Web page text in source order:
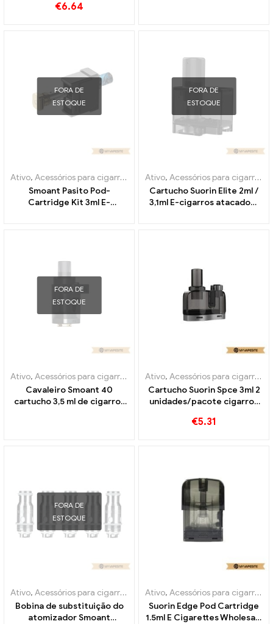
€6.64
FORA DE
ESTOQUE
Ativo, Acessórios para cigarros eletrônicos ,Evaporador
Smoant Pasito Pod-
Cartridge Kit 3ml E-
FORA DE
ESTOQUE
Ativo, Acessórios para cigarros eletrônicos
Cartucho Suorin Elite 2ml /
3,1ml E-cigarros atacado丨
FORA DE
ESTOQUE
Ativo, Acessórios para cigarros eletrônicos ,Evaporador
Cavaleiro Smoant 40
cartucho 3,5 ml de cigarros
Ativo, Acessórios para cigarros eletrônicos
Cartucho Suorin Spce 3ml 2
unidades/pacote cigarros
Personalizado
€5.31
FORA DE
ESTOQUE
Ativo, Acessórios para cigarros eletrônicos ,Evaporador
Bobina de substituição do
atomizador Smoant
Ativo, Acessórios para cigarros eletrônicos
Suorin Edge Pod Cartridge
1.5ml E Cigarettes Wholesale